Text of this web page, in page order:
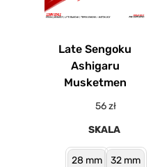
Late Sengoku
Ashigaru
Musketmen
56zł
SKALA
28 mm 32 mm